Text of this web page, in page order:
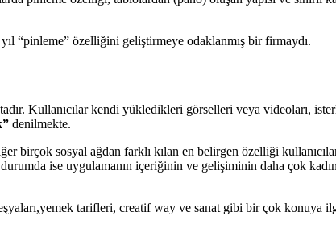
“pinleme” özelliğini geliştirmeye odaklanmış bir firmaydı.
Kullanıcılar kendi yükledikleri görselleri veya videoları,
denilmekte.
birçok sosyal ağdan farklı kılan en belirgen özelliği
ise uygulamanın içeriğinin ve gelişiminin daha çok
tarifleri, creatif way ve sanat gibi bir çok konuya